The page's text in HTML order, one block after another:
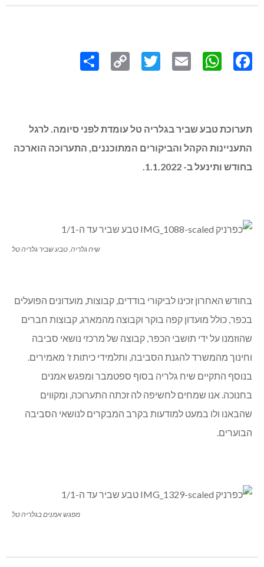
Link
תערוכת טבע שביר בגלריה טל עומדת לפני סיומה. לרגל
התעניינות הקהל והביקורים המתוכננים, התערוכה הוארכה
בחודש ותינעל ב- 1.1.2022.
שיח גלריה, טבע שביר גלריה טל
בחודש האחרון זכינו לביקורי בודדים, קבוצות, מועדונים הפועלים
בכפר, כולל מועדון קפה בוקר וקבוצה מהמארג, קבוצות חברים
שהוזמנו על ידי תושבי הכפר, קבוצה של מרכזי נושאי סביבה
וחינוך מהמשרד להגנת הסביבה, ותלמידי כיתות ז’ מאמירים.
בנוסף התקיים שיח גלריה בסוף ספטמבר ומפגש אמנים
בחנוכה. אנו שמחים לחשיפה לה זכתה התערוכה, ומקווים
שהבאנו ולו במעט למודעות בקרב המבקרים לנושאי הסביבה
הבוערים.
מפגש אמנים בגלריה טל